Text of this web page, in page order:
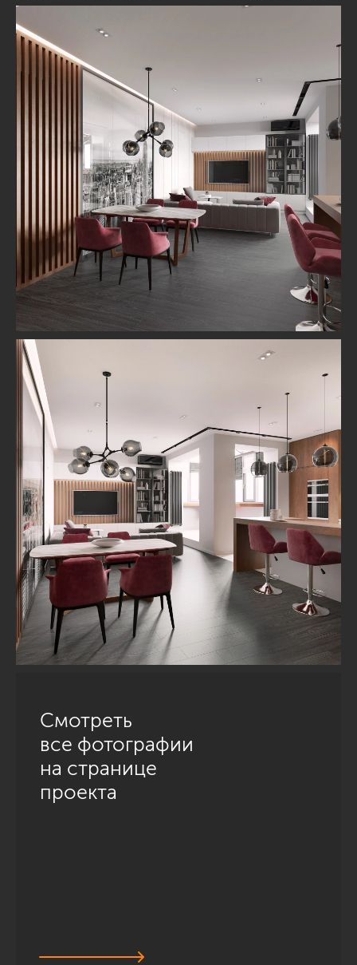
Смотреть
все фотографии
на странице
проекта